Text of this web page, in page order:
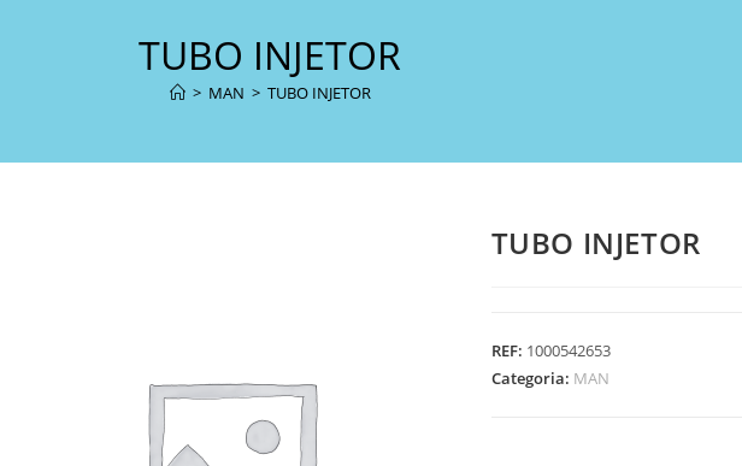
TUBO INJETOR
> MAN > TUBO INJETOR
TUBO INJETOR
REF: 1000542653
Categoria: MAN